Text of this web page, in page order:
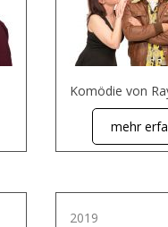
Komödie von
mehr
2019